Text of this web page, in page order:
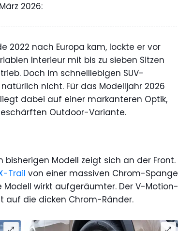
2026:
2022 nach Europa kam, lockte er vor
Interieur mit bis zu sieben Sitzen
Doch im schnelllebigen SUV-
nicht. Für das Modelljahr 2026
dabei auf einer markanteren Optik,
Outdoor-Variante.
Modell zeigt sich an der Front.
Trail von einer massiven Chrom-Spange
wirkt aufgeräumter. Der V-Motion-
auf die dicken Chrom-Ränder.